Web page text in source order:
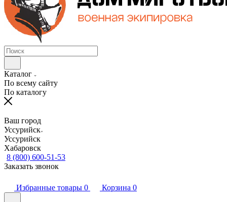
Каталог
По всему сайту
По каталогу
Ваш город
Уссурийск
Уссурийск
Хабаровск
8 (800) 600-51-53
Заказать звонок
Избранные товары 0 Корзина 0